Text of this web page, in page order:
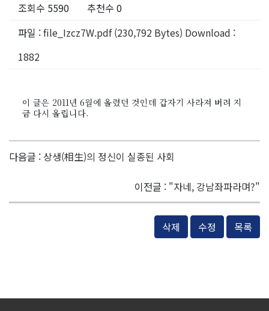
조회수 5590
추천수 0
파일 :file_Izcz7W.pdf (230,792 Bytes) Download :
1882
이 글은 2011년 6월에 올렸던 것인데 갑자기 사라져 버려 지
금 다시 올립니다.
다음글 : 상생(相生)의 정신이 실종된 사회
이전글 : "자네, 강남좌파라며?"
삭제 수정 목록